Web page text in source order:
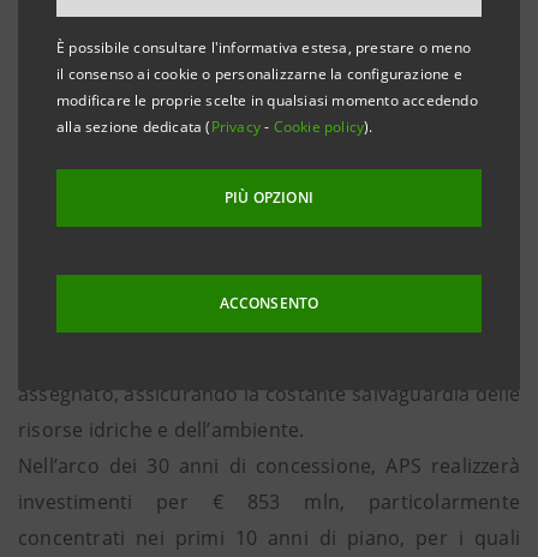
È possibile consultare l'informativa estesa, prestare o meno
il consenso ai cookie o personalizzarne la configurazione e
modificare le proprie scelte in qualsiasi momento accedendo
alla sezione dedicata (Privacy- Cookie policy).
PIÙ OPZIONI
ACCONSENTO
contratto di finanziamento ponte di € 75 milioni per
sostenere gli investimenti dei primi quattro anni.
APS è attiva lungo l’intera catena del ciclo idrico, che
comprende i servizi di captazione, adduzione,
distribuzione idrica, fognatura, depurazione e reflui,
assegnato, assicurando la costante salvaguardia delle
risorse idriche e dell’ambiente.
Nell’arco dei 30 anni di concessione, APS realizzerà
investimenti per € 853 mln, particolarmente
concentrati nei primi 10 anni di piano, per i quali